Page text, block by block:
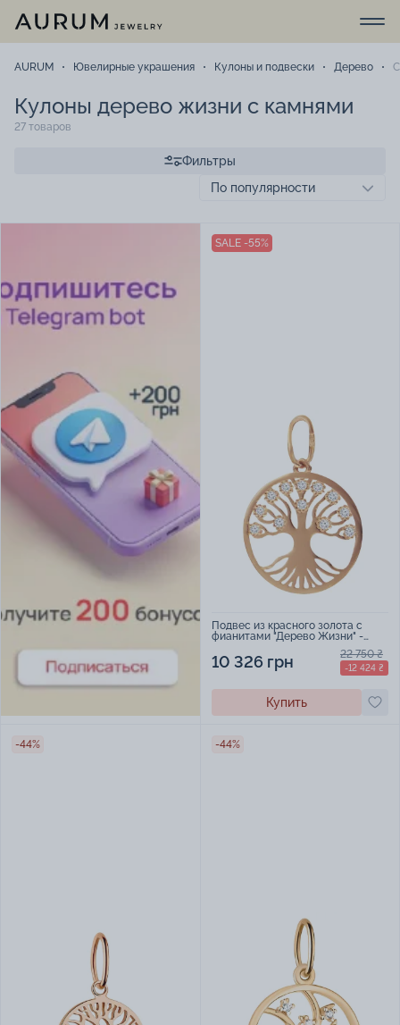
AURUM Ювелирные украшения Кулоны и подвески Дерево
Кулоны дерево жизни с камнями
27 товаров
Фильтры
SALE -55%
Подвес из красного золота с
фианитами "Дерево Жизни" -
10 326 грн 22 750 ₴
-12 424 ₴
Купить
-44% -44%